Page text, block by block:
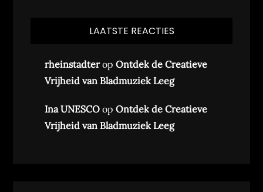
LAATSTE REACTIES
rheinstadteropOntdek de Creatieve
Vrijheid van Bladmuziek Leeg
Ina UNESCO opOntdek de Creatieve
Vrijheid van Bladmuziek Leeg